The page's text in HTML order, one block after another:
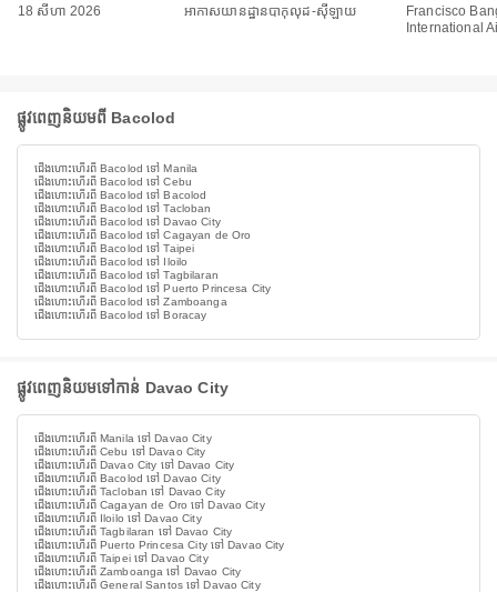
18 សីហា 2026
អាកាសយានដ្ឋានបាកុលុដ-ស៊ីឡាយ
Francisco
International
ផ្លូវពេញនិយមពី Bacolod
ជើងហោះហើរពី Bacolod ទៅ Manila
ជើងហោះហើរពី Bacolod ទៅ Cebu
ជើងហោះហើរពី Bacolod ទៅ Bacolod
ជើងហោះហើរពី Bacolod ទៅ Tacloban
ជើងហោះហើរពី Bacolod ទៅ Davao City
ជើងហោះហើរពី Bacolod ទៅ Cagayan de Oro
ជើងហោះហើរពី Bacolod ទៅ Taipei
ជើងហោះហើរពី Bacolod ទៅ Iloilo
ជើងហោះហើរពី Bacolod ទៅ Tagbilaran
ជើងហោះហើរពី Bacolod ទៅ Puerto Princesa City
ជើងហោះហើរពី Bacolod ទៅ Zamboanga
ជើងហោះហើរពី Bacolod ទៅ Boracay
ផ្លូវពេញនិយមទៅកាន់ Davao City
ជើងហោះហើរពី Manila ទៅ Davao City
ជើងហោះហើរពី Cebu ទៅ Davao City
ជើងហោះហើរពី Davao City ទៅ Davao City
ជើងហោះហើរពី Bacolod ទៅ Davao City
ជើងហោះហើរពី Tacloban ទៅ Davao City
ជើងហោះហើរពី Cagayan de Oro ទៅ Davao City
ជើងហោះហើរពី Iloilo ទៅ Davao City
ជើងហោះហើរពី Tagbilaran ទៅ Davao City
ជើងហោះហើរពី Puerto Princesa City ទៅ Davao City
ជើងហោះហើរពី Taipei ទៅ Davao City
ជើងហោះហើរពី Zamboanga ទៅ Davao City
ជើងហោះហើរពី General Santos ទៅ Davao City